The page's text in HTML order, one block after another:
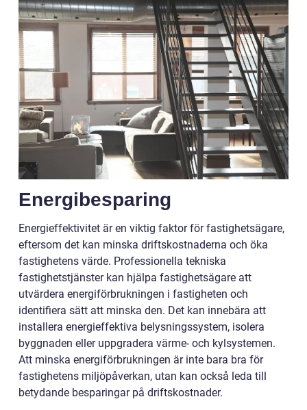
Energibesparing
Energieffektivitet är en viktig faktor för fastighetsägare,
eftersom det kan minska driftskostnaderna och öka
fastighetens värde. Professionella tekniska
fastighetstjänster kan hjälpa fastighetsägare att
utvärdera energiförbrukningen i fastigheten och
identifiera sätt att minska den. Det kan innebära att
installera energieffektiva belysningssystem, isolera
byggnaden eller uppgradera värme- och kylsystemen.
Att minska energiförbrukningen är inte bara bra för
fastighetens miljöpåverkan, utan kan också leda till
betydande besparingar på driftskostnader.